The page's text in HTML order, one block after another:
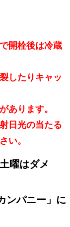
開栓後は冷蔵
したりキャッ
あります。
日光の当たる
い。
曜はダメ
ンパニー」に